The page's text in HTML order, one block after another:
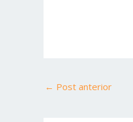
← Post anterior